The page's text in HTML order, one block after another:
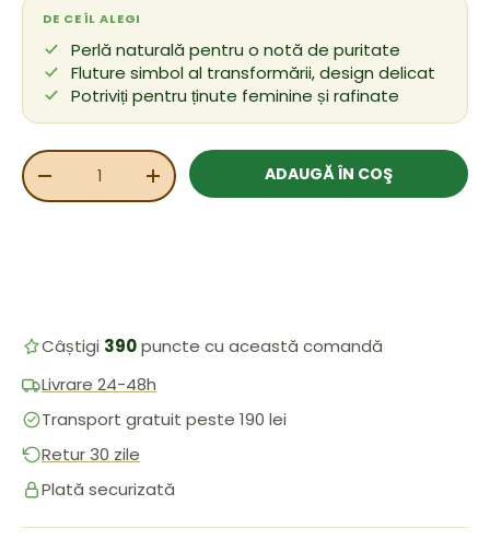
DE CE ÎL ALEGI
Perlă naturală pentru o notă de puritate
Fluture simbol al transformării, design delicat
Potriviți pentru ținute feminine și rafinate
Cant.
REDUCEȚI CANTITATEAMĂRIȚI CANTITATEAADAUGĂ ÎN COŞ
Câștigi 390puncte cu această comandă
Livrare 24-48h
Transport gratuit peste 190 lei
Retur 30 zile
Plată securizată